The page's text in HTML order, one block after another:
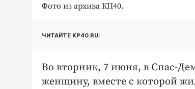
Фото из архива КП40.
ЧИТАЙТЕ KP40.RU:
Во вторник, 7 июня, в Спас-
женщину, вместе с которой